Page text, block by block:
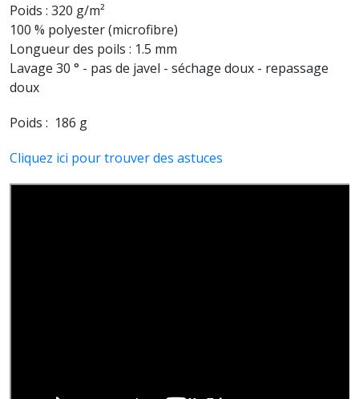
Poids : 320 g/m²
100 % polyester (microfibre)
Longueur des poils : 1.5 mm
Lavage 30 ° - pas de javel - séchage doux - repassage
doux
Poids : 186 g
Cliquez ici pour trouver des astuces